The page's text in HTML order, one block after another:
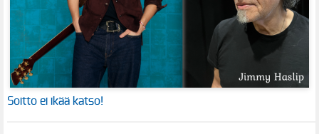
Soitto ei ikää katso!